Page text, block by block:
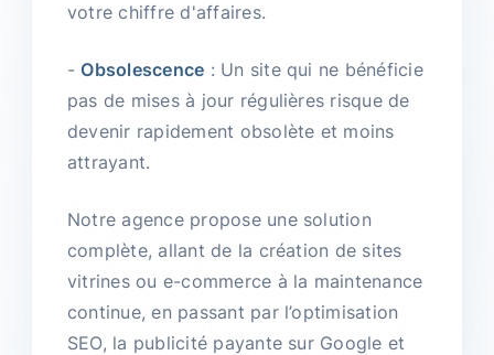
votre chiffre d'affaires.
- Obsolescence : Un site qui ne bénéficie
pas de mises à jour régulières risque de
devenir rapidement obsolète et moins
attrayant.
Notre agence propose une solution
complète, allant de la création de sites
vitrines ou e-commerce à la maintenance
continue, en passant par l’optimisation
SEO, la publicité payante sur Google et